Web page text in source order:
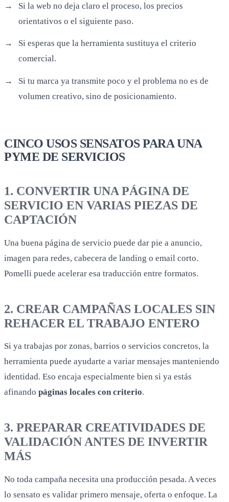
Si la web no deja claro el proceso, los precios
orientativos o el siguiente paso.
Si esperas que la herramienta sustituya el criterio
comercial.
Si tu marca ya transmite poco y el problema no es de
volumen creativo, sino de posicionamiento.
CINCO USOS SENSATOS PARA UNA
PYME DE SERVICIOS
1. CONVERTIR UNA PÁGINA DE
SERVICIO EN VARIAS PIEZAS DE
CAPTACIÓN
Una buena página de servicio puede dar pie a anuncio,
imagen para redes, cabecera de landing o email corto.
Pomelli puede acelerar esa traducción entre formatos.
2. CREAR CAMPAÑAS LOCALES SIN
REHACER EL TRABAJO ENTERO
Si ya trabajas por zonas, barrios o servicios concretos, la
herramienta puede ayudarte a variar mensajes manteniendo
identidad. Eso encaja especialmente bien si ya estás
afinando páginas locales con criterio.
3. PREPARAR CREATIVIDADES DE
VALIDACIÓN ANTES DE INVERTIR
MÁS
No toda campaña necesita una producción pesada. A veces
lo sensato es validar primero mensaje, oferta o enfoque. La